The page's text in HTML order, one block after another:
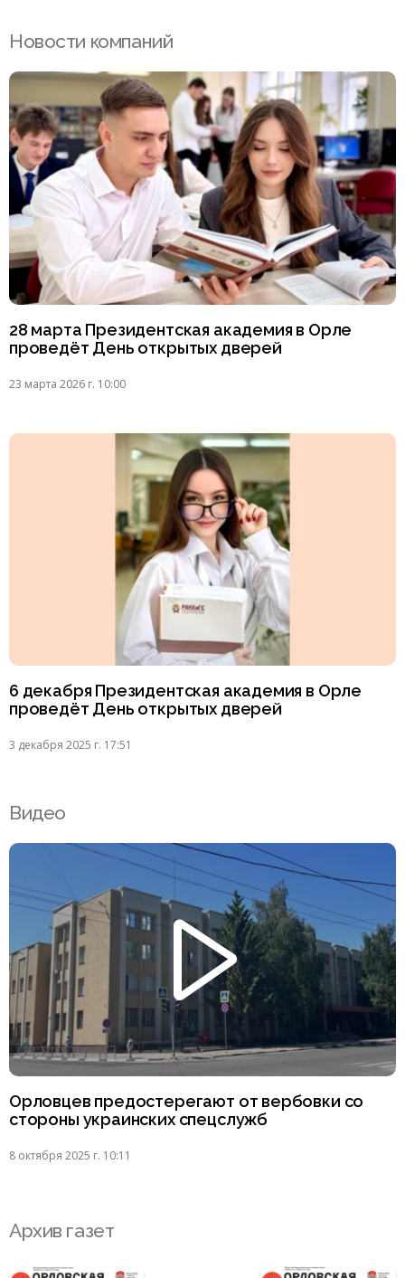
Новости компаний
28 марта Президентская академия в Орле
проведёт День открытых дверей
23 марта 2026 г. 10:00
6 декабря Президентская академия в Орле
проведёт День открытых дверей
3 декабря 2025 г. 17:51
Видео
Орловцев предостерегают от вербовки со
стороны украинских спецслужб
8 октября 2025 г. 10:11
Архив газет